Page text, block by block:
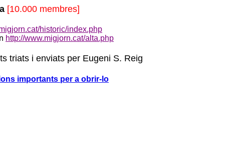
[10.000 membres]
historic/index.php
http://www.migjorn.cat/alta.php
triats i enviats per Eugeni S. Reig
importants per a obrir-lo